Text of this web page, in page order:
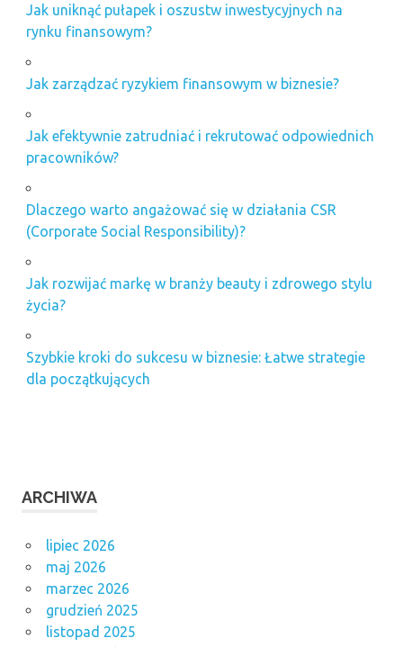
Jak uniknąć pułapek i oszustw inwestycyjnych na
rynku finansowym?
Jak zarządzać ryzykiem finansowym w biznesie?
Jak efektywnie zatrudniać i rekrutować odpowiednich
pracowników?
Dlaczego warto angażować się w działania CSR
(Corporate Social Responsibility)?
Jak rozwijać markę w branży beauty i zdrowego stylu
życia?
Szybkie kroki do sukcesu w biznesie: Łatwe strategie
dla początkujących
ARCHIWA
lipiec 2026
maj 2026
marzec 2026
grudzień 2025
listopad 2025